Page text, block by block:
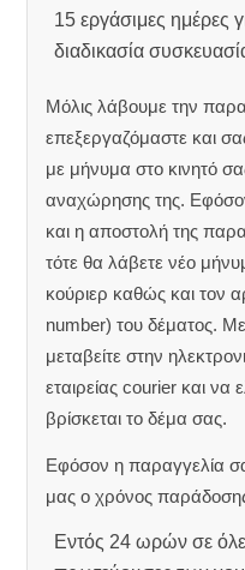
15 εργάσιμες ημέρες
διαδικασία
Μόλις λάβουμε την
επεξεργαζόμαστε και
με μήνυμα στο κινητό
αναχώρησης της.
και η αποστολή της
τότε θα λάβετε νέο
κούριερ καθώς και τον
number) του δέματος.
μεταβείτε στην
εταιρείας courier και
βρίσκεται το δέμα σας.
Εφόσον η παραγγελία
μας ο χρόνος
Εντός 24 ωρών σε